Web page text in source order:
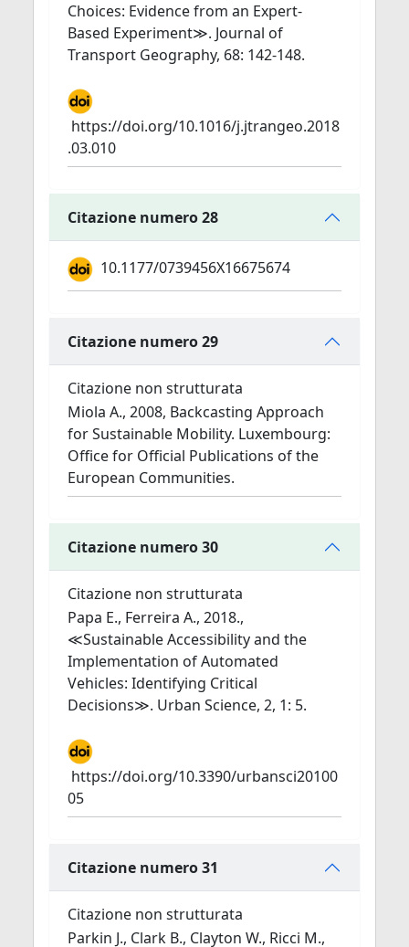
Choices: Evidence from an Expert-
Based Experiment≫. Journal of
Transport Geography, 68: 142-148.
https://doi.org/10.1016/j.jtrangeo.2018
.03.010
Citazione numero 28
10.1177/0739456X16675674
Citazione numero 29
Citazione non strutturata
Miola A., 2008, Backcasting Approach
for Sustainable Mobility. Luxembourg:
Office for Official Publications of the
European Communities.
Citazione numero 30
Citazione non strutturata
Papa E., Ferreira A., 2018.,
≪Sustainable Accessibility and the
Implementation of Automated
Vehicles: Identifying Critical
Decisions≫. Urban Science, 2, 1: 5.
https://doi.org/10.3390/urbansci20100
05
Citazione numero 31
Citazione non strutturata
Parkin J., Clark B., Clayton W., Ricci M.,